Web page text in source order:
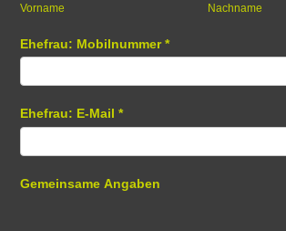
Vorname Nachname
Ehefrau: Mobilnummer*
Ehefrau: E-Mail *
Gemeinsame Angaben